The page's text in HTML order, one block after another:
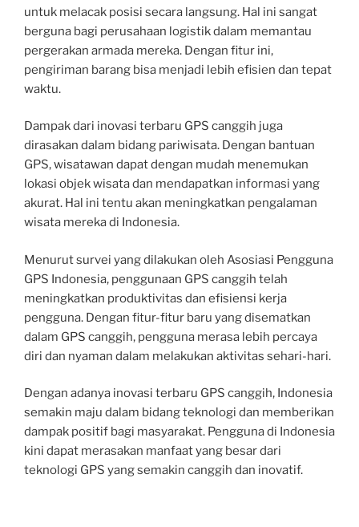
untuk melacak posisi secara langsung. Hal ini sangat
berguna bagi perusahaan logistik dalam memantau
pergerakan armada mereka. Dengan fitur ini,
pengiriman barang bisa menjadi lebih efisien dan tepat
waktu.
Dampak dari inovasi terbaru GPS canggih juga
dirasakan dalam bidang pariwisata. Dengan bantuan
GPS, wisatawan dapat dengan mudah menemukan
lokasi objek wisata dan mendapatkan informasi yang
akurat. Hal ini tentu akan meningkatkan pengalaman
wisata mereka di Indonesia.
Menurut survei yang dilakukan oleh Asosiasi Pengguna
GPS Indonesia, penggunaan GPS canggih telah
meningkatkan produktivitas dan efisiensi kerja
pengguna. Dengan fitur-fitur baru yang disematkan
dalam GPS canggih, pengguna merasa lebih percaya
diri dan nyaman dalam melakukan aktivitas sehari-hari.
Dengan adanya inovasi terbaru GPS canggih, Indonesia
semakin maju dalam bidang teknologi dan memberikan
dampak positif bagi masyarakat. Pengguna di Indonesia
kini dapat merasakan manfaat yang besar dari
teknologi GPS yang semakin canggih dan inovatif.